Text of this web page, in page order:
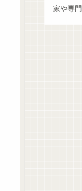
家や専